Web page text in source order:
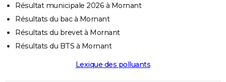
Résultat municipale 2026 à Mornant
Résultats du bac à Mornant
Résultats du brevet à Mornant
Résultats du BTS à Mornant
Lexique des polluants